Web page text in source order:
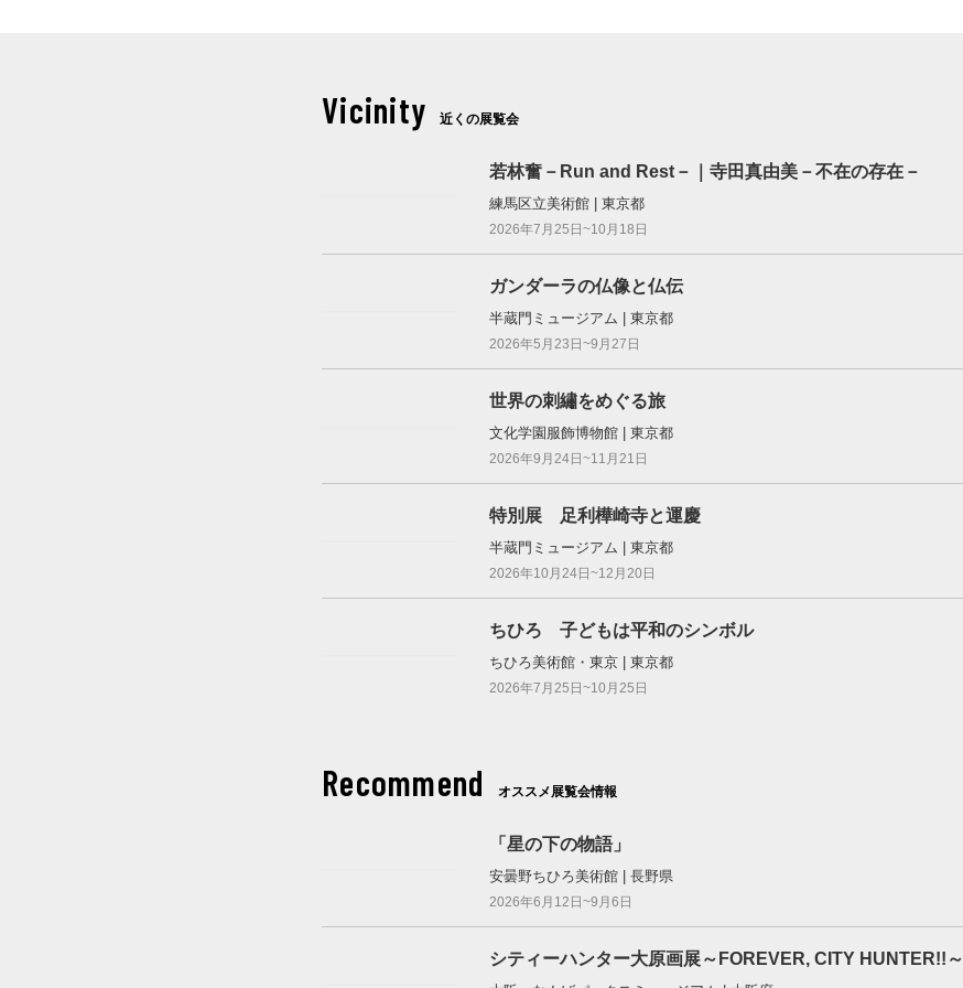
Vicinity 近くの展覧会
若林奮－Run and Rest－｜寺田真由美－不在の存在－
練馬区立美術館 | 東京都
2026年7月25日~10月18日
ガンダーラの仏像と仏伝
半蔵門ミュージアム | 東京都
2026年5月23日~9月27日
世界の刺繡をめぐる旅
文化学園服飾博物館 | 東京都
2026年9月24日~11月21日
特別展 足利樺崎寺と運慶
半蔵門ミュージアム | 東京都
2026年10月24日~12月20日
ちひろ 子どもは平和のシンボル
ちひろ美術館・東京 | 東京都
2026年7月25日~10月25日
Recommend オススメ展覧会情報
「星の下の物語」
安曇野ちひろ美術館 | 長野県
2026年6月12日~9月6日
シティーハンター大原画展～FOREVER, CITY HUNTER!!～